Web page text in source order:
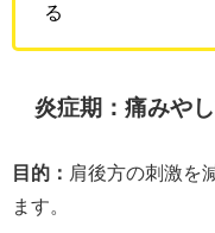
る
炎症期：痛みや
目的： 肩後方の刺激を
ます。